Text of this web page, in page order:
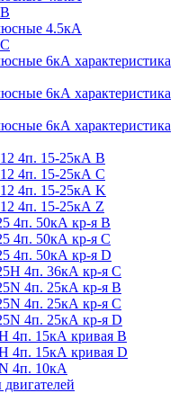
4.5кА
6кА характеристика
6кА характеристика
6кА характеристика
4п. 15-25кА B
4п. 15-25кА C
4п. 15-25кА K
4п. 15-25кА Z
4п. 50кА кр-я B
4п. 50кА кр-я C
4п. 50кА кр-я D
4п. 36кА кр-я C
4п. 25кА кр-я B
4п. 25кА кр-я C
4п. 25кА кр-я D
4п. 15кА кривая B
4п. 15кА кривая D
4п. 10кА